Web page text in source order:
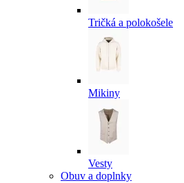
Tričká a polokošele
Mikiny
Vesty
Obuv a doplnky